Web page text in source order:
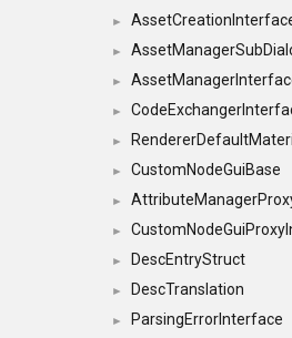
►
►
►
►
►
► CustomNodeGuiBase
►
►
► DescEntryStruct
► DescTranslation
► ParsingErrorInterface